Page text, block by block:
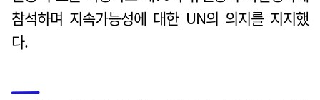
참석하며 지속가능성에 대한 UN의 의지를 지지했
다.